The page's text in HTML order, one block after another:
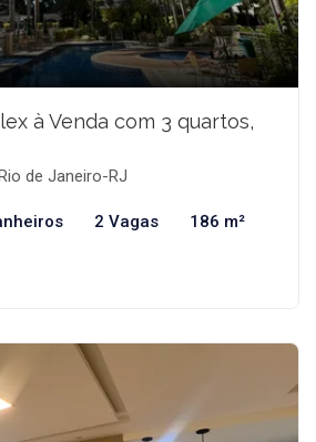
à Venda com 3 quartos,
de Janeiro-RJ
2 Vagas 186 m²